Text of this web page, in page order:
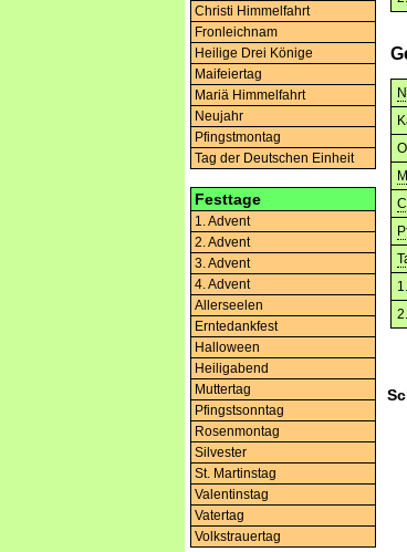
Christi Himmelfahrt
Fronleichnam
Heilige Drei Könige
Maifeiertag
Mariä Himmelfahrt
Neujahr
Pfingstmontag
Tag der Deutschen Einheit
Festtage
1. Advent
2. Advent
3. Advent
4. Advent
Allerseelen
Erntedankfest
Halloween
Heiligabend
Muttertag
Pfingstsonntag
Rosenmontag
Silvester
St. Martinstag
Valentinstag
Vatertag
Volkstrauertag